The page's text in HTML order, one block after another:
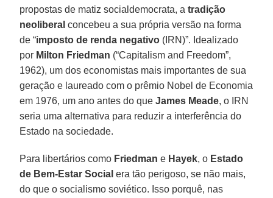
propostas de matiz socialdemocrata, atradição
neoliberal concebeu a sua própria versão na forma
de “imposto de renda negativo (IRN)”. Idealizado
por Milton Friedman (“Capitalism and Freedom”,
1962), um dos economistas mais importantes de sua
geração e laureado com o prêmio Nobel de Economia
em 1976, um ano antes do queJames Meade, o IRN
seria uma alternativa para reduzir a interferência do
Estado na sociedade.
Para libertários como Friedman e Hayek, o Estado
de Bem-Estar Social era tão perigoso, se não mais,
do que o socialismo soviético. Isso porquê, nas